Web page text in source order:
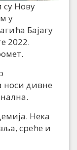
Нову
у
Бајагу
2022.
дивне
Нека
среће и